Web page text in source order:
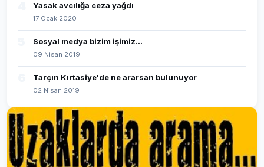
Yasak avcılığa ceza yağdı
17 Ocak 2020
Sosyal medya bizim işimiz...
09 Nisan 2019
Tarçın Kırtasiye'de ne ararsan bulunuyor
02 Nisan 2019